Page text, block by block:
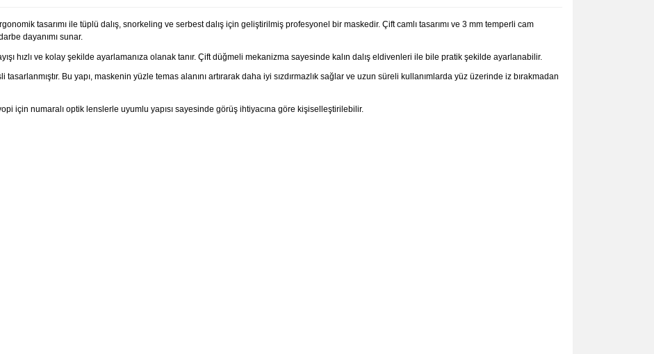
tasarımı ile tüplü dalış, snorkeling ve serbest dalış için geliştirilmiş profesyonel bir maskedir. Çift camlı tasarımı ve 3 mm temperli cam
dayanımı sunar.
hızlı ve kolay şekilde ayarlamanıza olanak tanır. Çift düğmeli mekanizma sayesinde kalın dalış eldivenleri ile bile pratik şekilde ayarlanabilir.
tasarlanmıştır. Bu yapı, maskenin yüzle temas alanını artırarak daha iyi sızdırmazlık sağlar ve uzun süreli kullanımlarda yüz üzerinde iz bırakmadan
için numaralı optik lenslerle uyumlu yapısı sayesinde görüş ihtiyacına göre kişiselleştirilebilir.